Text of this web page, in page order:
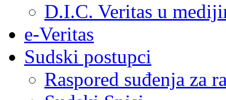
D.I.C. Veritas u
e-Veritas
Sudski postupci
Raspored suđenja za